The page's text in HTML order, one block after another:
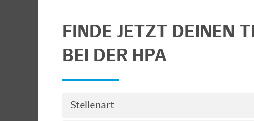
FINDE JETZT DEINEN
BEI DER HPA
Stellenart